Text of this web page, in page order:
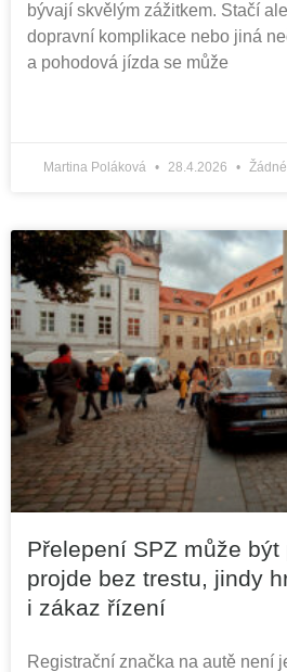
bývají skvělým zážitkem. Stačí
dopravní komplikace nebo jiná
a pohodová jízda se může
Martina Poláková 28.4.2026
Přelepení SPZ může
projde bez trestu, jindy
i zákaz řízení
Registrační značka na autě není